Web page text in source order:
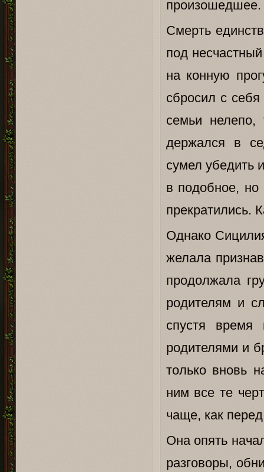
произошедшее.
Смерть
под
на конную
сбросил с
семьи
держался в
сумел убедить
в подобное, но
прекратились.
Однако
желала
продолжала
родителям и
спустя
родителями и
только вновь
ним все те
чаще, как
Она опять
разговоры,